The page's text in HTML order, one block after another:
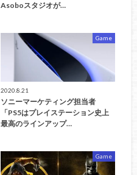
Asoboスタジオが…
Game
2020.8.21
ソニーマーケティング担当者
「PS5はプレイステーション史上
最高のラインアップ…
Game